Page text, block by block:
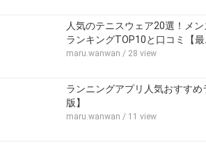
人気のテニスウェア20選！メ
ランキングTOP10と口コミ【最…
maru.wanwan / 28 view
ランニングアプリ人気おすす
版】
maru.wanwan / 11 view